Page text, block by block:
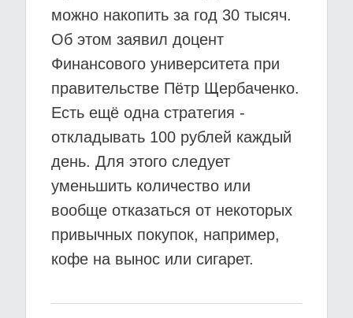
можно накопить за год 30 тысяч.
Об этом заявил доцент
Финансового университета при
правительстве Пётр Щербаченко.
Есть ещё одна стратегия -
откладывать 100 рублей каждый
день. Для этого следует
уменьшить количество или
вообще отказаться от некоторых
привычных покупок, например,
кофе на вынос или сигарет.